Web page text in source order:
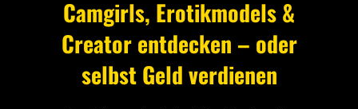
Camgirls, Erotikmodels &
Creator entdecken – oder
selbst Geld verdienen